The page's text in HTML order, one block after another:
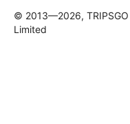
© 2013—2026, TRIPSGO
Limited